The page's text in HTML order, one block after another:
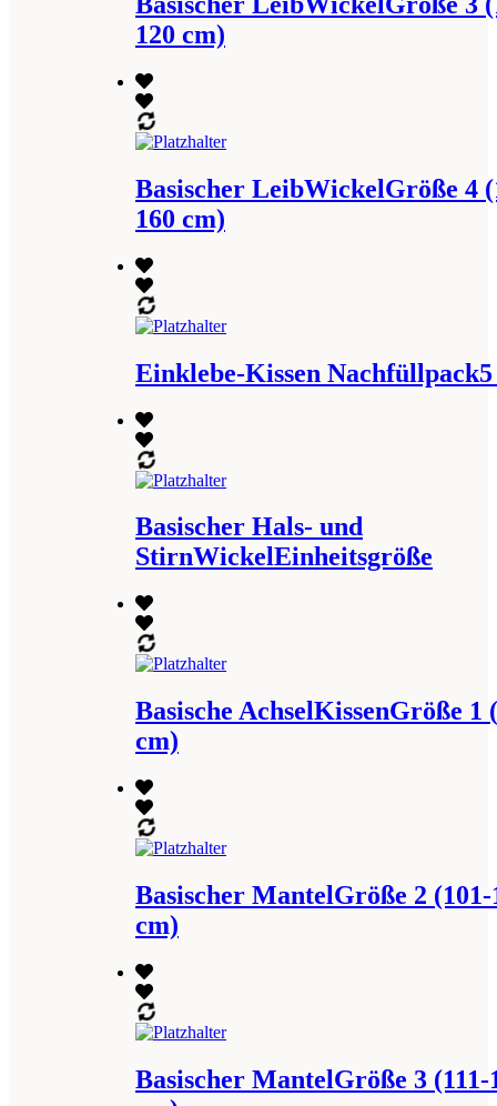
120 cm)
Basischer LeibWickelGröße 4
160 cm)
Einklebe-Kissen
Basischer Hals- und
StirnWickelEinheitsgröße
Basische AchselKissenGröße 1
cm)
Basischer MantelGröße 2 (101-
cm)
Basischer MantelGröße 3 (111-